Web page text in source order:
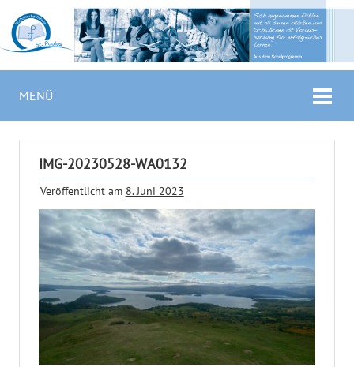
MENÜ
IMG-20230528-WA0132
Veröffentlicht am 8. Juni 2023